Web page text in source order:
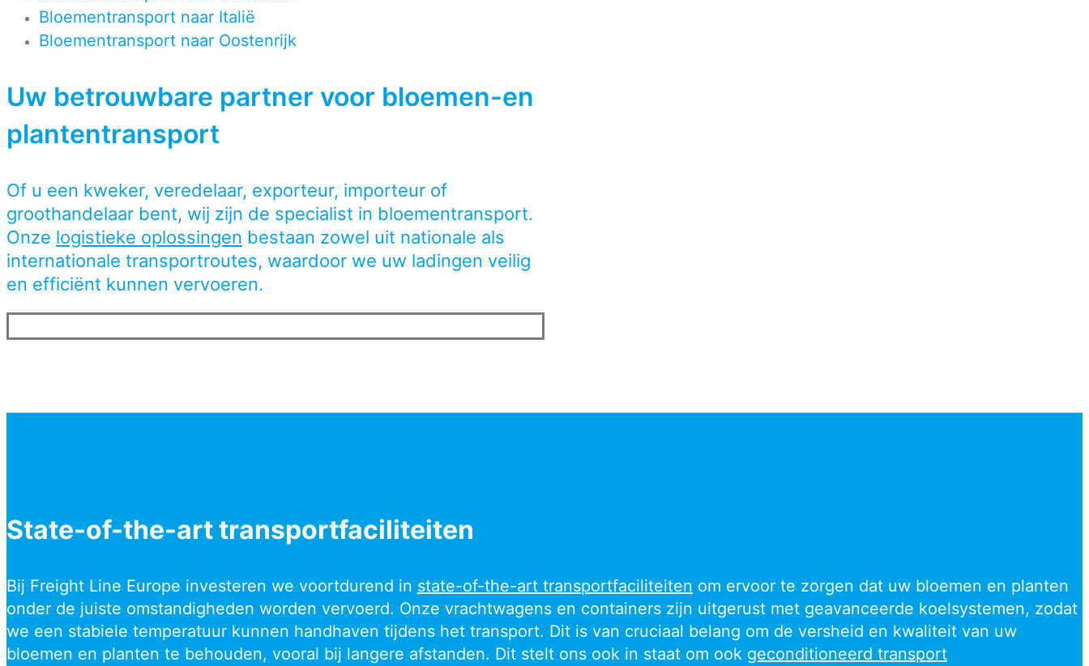
Bloementransport naar Italië
Bloementransport naar Oostenrijk
Uw betrouwbare partner voor bloemen-en
plantentransport
Of u een kweker, veredelaar, exporteur, importeur of
groothandelaar bent, wij zijn de specialist in bloementransport.
Onze logistieke oplossingen bestaan zowel uit nationale als
internationale transportroutes, waardoor we uw ladingen veilig
en efficiënt kunnen vervoeren.
State-of-the-art transportfaciliteiten
Bij Freight Line Europe investeren we voortdurend in state-of-the-art transportfaciliteiten om ervoor te zorgen dat uw bloemen en planten
onder de juiste omstandigheden worden vervoerd. Onze vrachtwagens en containers zijn uitgerust met geavanceerde koelsystemen, zodat
we een stabiele temperatuur kunnen handhaven tijdens het transport. Dit is van cruciaal belang om de versheid en kwaliteit van uw
bloemen en planten te behouden, vooral bij langere afstanden. Dit stelt ons ook in staat om ook geconditioneerd transport